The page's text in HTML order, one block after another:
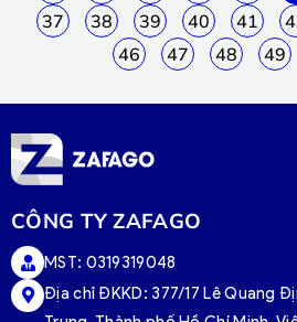
37
38 39 40 41
46
47 48 49
CÔNG TY ZAFAGO
MST: 0319319048
Địa chỉ ĐKKD: 377/17 Lê Quang